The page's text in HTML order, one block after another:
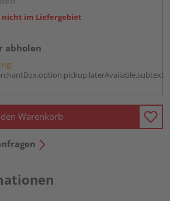
im Liefergebiet
abholen
Warenkorb